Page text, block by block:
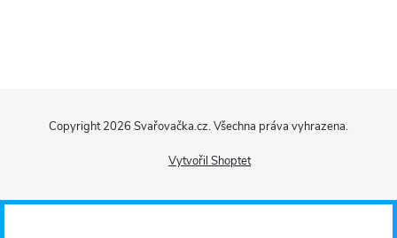
p
Vytvořil Shoptet
Copyright 2026 Svařovačka.cz. Všechna práva vyhrazena.